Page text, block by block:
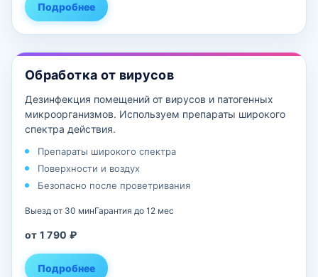
Подробнее
Обработка от вирусов
Дезинфекция помещений от вирусов и патогенных
микроорганизмов. Используем препараты широкого
спектра действия.
Препараты широкого спектра
Поверхности и воздух
Безопасно после проветривания
Выезд от 30 минГарантия до 12 мес
от 1 790 ₽
Подробнее